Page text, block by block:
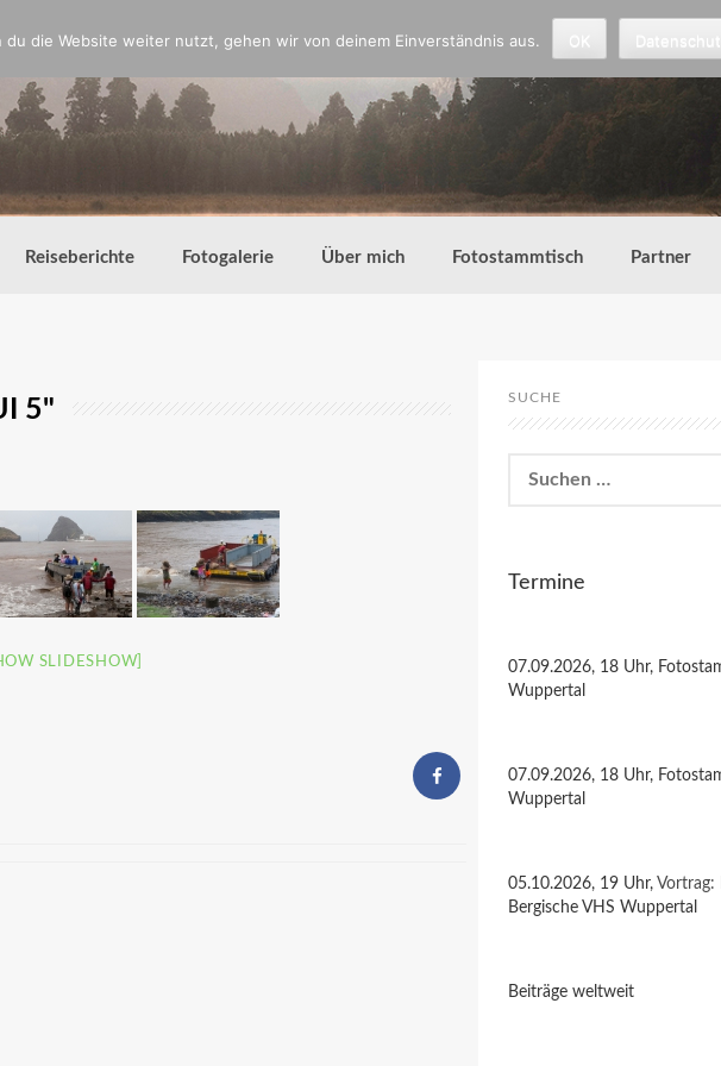
Reiseberichte Fotogalerie Über mich Fotostammtisch Partner
5"
SLIDESHOW]
SUCHE
nach:
Termine
07.09.2026, 18 Uhr,
Wuppertal
07.09.2026, 18 Uhr,
Wuppertal
05.10.2026, 19 Uhr, Vortrag:
Bergische VHS Wuppertal
Beiträge weltweit
die Website weiter nutzt, gehen wir von deinem Einverständnis aus.